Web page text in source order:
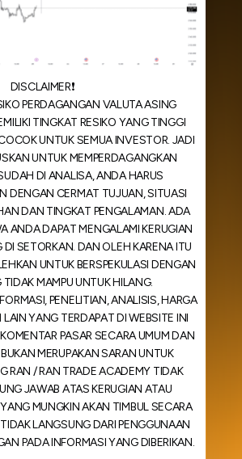
DISCLAIMER❗️
PERDAGANGAN VALUTA ASING
TINGKAT RESIKO YANG TINGGI
UNTUK SEMUA INVESTOR. JADI
UNTUK MEMPERDAGANGKAN
DI ANALISA, ANDA HARUS
DENGAN CERMAT TUJUAN, SITUASI
DAN TINGKAT PENGALAMAN. ADA
ANDA DAPAT MENGALAMI KERUGIAN
SETORKAN. DAN OLEH KARENA ITU
UNTUK BERSPEKULASI DENGAN
MAMPU UNTUK HILANG.
PENELITIAN, ANALISIS, HARGA
YANG TERDAPAT DI WEBSITE INI
PASAR SECARA UMUM DAN
MERUPAKAN SARAN UNTUK
RAN / RAN TRADE ACADEMY TIDAK
JAWAB ATAS KERUGIAN ATAU
MUNGKIN AKAN TIMBUL SECARA
LANGSUNG DARI PENGGUNAAN
PADA INFORMASI YANG DIBERIKAN.